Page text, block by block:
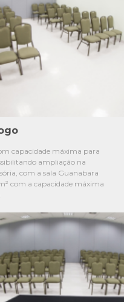
capacidade máxima para
ampliação na
com a sala Guanabara
com a capacidade máxima